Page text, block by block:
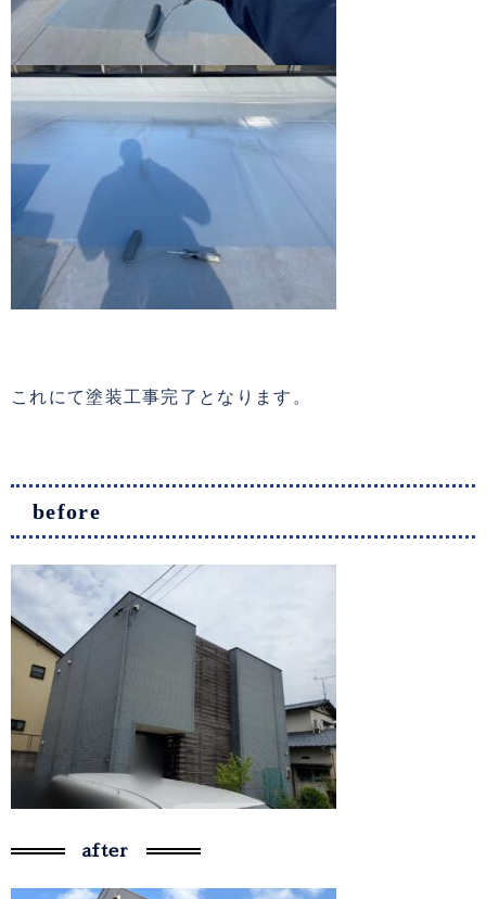
これにて塗装工事完了となります。
before
after